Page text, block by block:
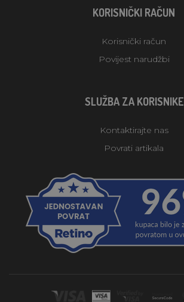
KORISNIČKI RAČUN
Korisnički račun
Povijest narudžbi
SLUŽBA ZA KORISNIKE
Kontaktirajte nas
Povrati artikala